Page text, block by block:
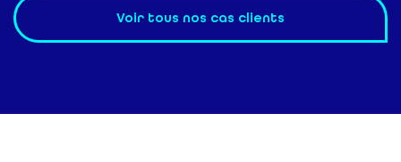
Voir tous nos cas clients